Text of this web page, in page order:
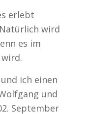
erlebt
wird
es im
ich einen
und
September